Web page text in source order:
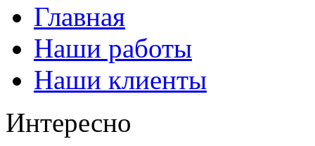
Главная
Наши работы
Наши клиенты
Интересно